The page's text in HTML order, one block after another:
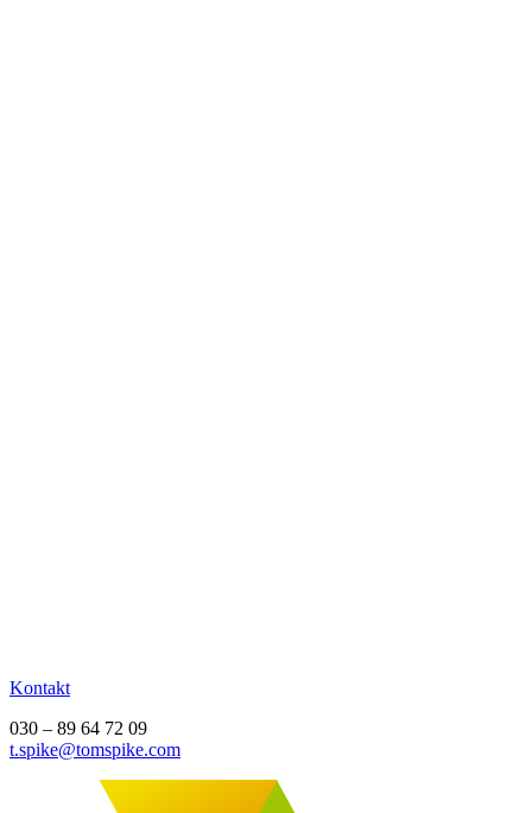
Kontakt
030 – 89 64 72 09
t.spike@tomspike.com